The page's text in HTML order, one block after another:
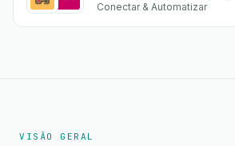
Conectar & Automatizar
VISÃO GERAL